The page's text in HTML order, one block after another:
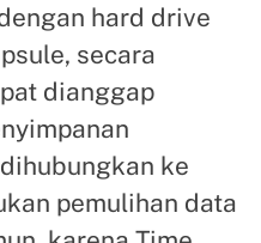
hard drive
secara
dianggap
ke
pemulihan data